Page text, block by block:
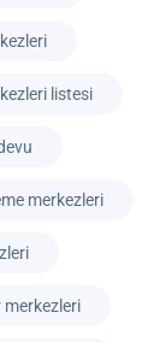
listesi
merkezleri
merkezleri